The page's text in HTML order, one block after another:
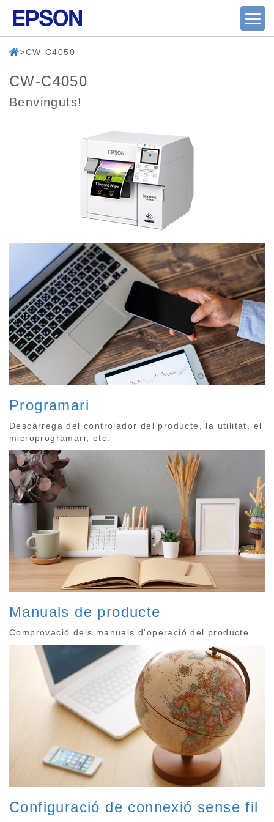
CW-C4050
CW-C4050
Benvinguts!
Programari
Descàrrega del controlador del producte, la utilitat, el
microprogramari, etc.
Manuals de producte
Comprovació dels manuals d'operació del producte.
Configuració de connexió sense fil